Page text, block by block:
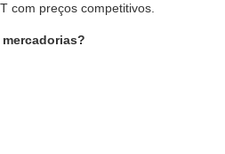
com preços competitivos.